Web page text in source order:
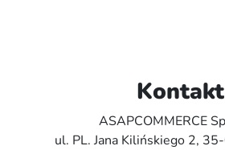
Kontakt
ASAPCOMMERCE
ul. PL. Jana Kilińskiego 2,